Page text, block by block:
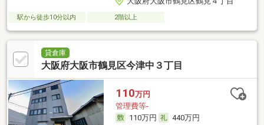
駅から徒歩10分以内 2階以上
貸倉庫
大阪府大阪市鶴見区今津中３丁目
110万円
管理費等-
110万円
440万円